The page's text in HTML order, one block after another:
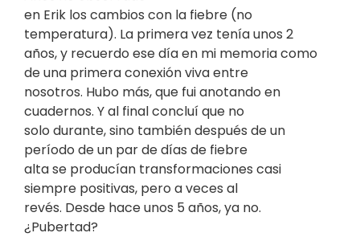
en Erik los cambios con la fiebre (no
temperatura). La primera vez tenía unos 2
años, y recuerdo ese día en mi memoria como
de una primera conexión viva entre
nosotros. Hubo más, que fui anotando en
cuadernos. Y al final concluí que no
solo durante, sino también después de un
período de un par de días de fiebre
alta se producían transformaciones casi
siempre positivas, pero a veces al
revés. Desde hace unos 5 años, ya no.
¿Pubertad?